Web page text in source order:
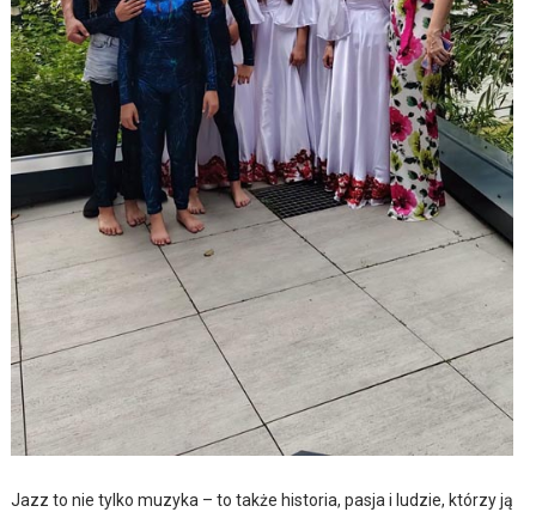
Jazz to nie tylko muzyka – to także historia, pasja i ludzie, którzy ją